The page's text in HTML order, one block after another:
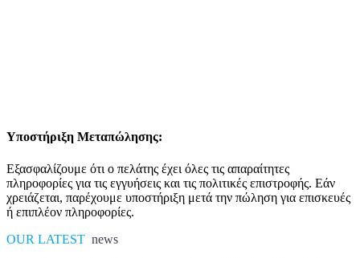
Υποστήριξη Μεταπώλησης:
Εξασφαλίζουμε ότι ο πελάτης έχει όλες τις απαραίτητες
πληροφορίες για τις εγγυήσεις και τις πολιτικές επιστροφής. Εάν
χρειάζεται, παρέχουμε υποστήριξη μετά την πώληση για επισκευές
ή επιπλέον πληροφορίες.
OUR LATEST news